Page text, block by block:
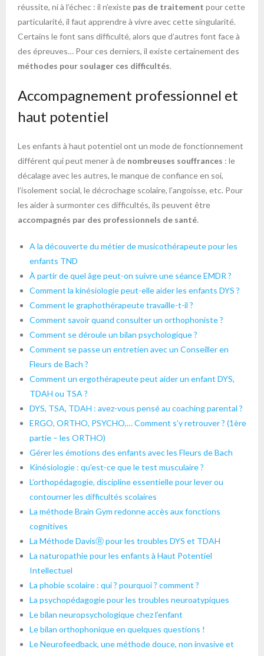
réussite, ni à l’échec : il n’existe pas de traitement pour cette
particularité, il faut apprendre à vivre avec cette singularité.
Certains le font sans difficulté, alors que d’autres font face à
des épreuves… Pour ces derniers, il existe certainement des
méthodes pour soulager ces difficultés.
Accompagnement professionnel et
haut potentiel
Les enfants à haut potentiel ont un mode de fonctionnement
différent qui peut mener à de nombreuses souffrances : le
décalage avec les autres, le manque de confiance en soi,
l’isolement social, le décrochage scolaire, l’angoisse, etc. Pour
les aider à surmonter ces difficultés, ils peuvent être
accompagnés par des professionnels de santé.
A la découverte du métier de musicothérapeute pour les
enfants TND
À partir de quel âge peut-on suivre une séance EMDR ?
Comment la kinésiologie peut-elle aider les enfants DYS ?
Comment le graphothérapeute travaille-t-il ?
Comment savoir quand consulter un orthophoniste ?
Comment se déroule un bilan psychologique ?
Comment se passe un entretien avec un Conseiller en
Fleurs de Bach ?
Comment un ergothérapeute peut aider un enfant DYS,
TDAH ou TSA ?
DYS, TSA, TDAH : avez-vous pensé au coaching parental ?
ERGO, ORTHO, PSYCHO,… Comment s’y retrouver ? (1ère
partie – les ORTHO)
Gérer les émotions des enfants avec les Fleurs de Bach
Kinésiologie : qu’est-ce que le test musculaire ?
L’orthopédagogie, discipline essentielle pour lever ou
contourner les difficultés scolaires
La méthode Brain Gym redonne accès aux fonctions
cognitives
La Méthode DavisⓇ pour les troubles DYS et TDAH
La naturopathie pour les enfants à Haut Potentiel
Intellectuel
La phobie scolaire : qui ? pourquoi ? comment ?
La psychopédagogie pour les troubles neuroatypiques
Le bilan neuropsychologique chez l’enfant
Le bilan orthophonique en quelques questions !
Le Neurofeedback, une méthode douce, non invasive et